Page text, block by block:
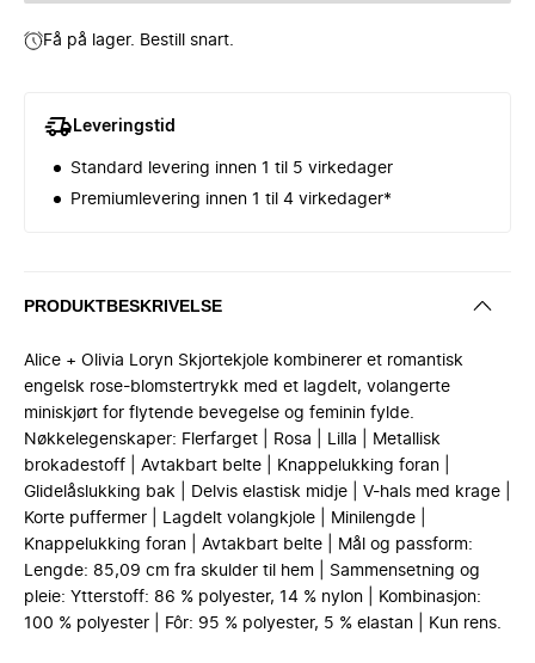
Få på lager. Bestill snart.
Leveringstid
Standard levering innen 1 til 5 virkedager
Premiumlevering innen 1 til 4 virkedager*
PRODUKTBESKRIVELSE
Alice + Olivia Loryn Skjortekjole kombinerer et romantisk
engelsk rose-blomstertrykk med et lagdelt, volangerte
miniskjørt for flytende bevegelse og feminin fylde.
Nøkkelegenskaper: Flerfarget | Rosa | Lilla | Metallisk
brokadestoff | Avtakbart belte | Knappelukking foran |
Glidelåslukking bak | Delvis elastisk midje | V-hals med krage |
Korte puffermer | Lagdelt volangkjole | Minilengde |
Knappelukking foran | Avtakbart belte | Mål og passform:
Lengde: 85,09 cm fra skulder til hem | Sammensetning og
pleie: Ytterstoff: 86 % polyester, 14 % nylon | Kombinasjon:
100 % polyester | Fôr: 95 % polyester, 5 % elastan | Kun rens.